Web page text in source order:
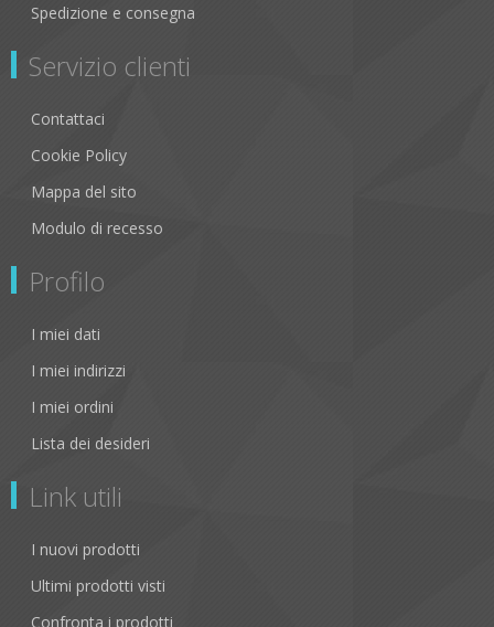
Spedizione e consegna
Servizio clienti
Contattaci
Cookie Policy
Mappa del sito
Modulo di recesso
Profilo
I miei dati
I miei indirizzi
I miei ordini
Lista dei desideri
Link utili
I nuovi prodotti
Ultimi prodotti visti
Confronta i prodotti